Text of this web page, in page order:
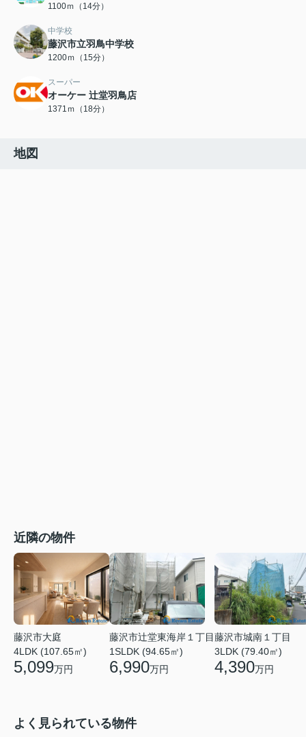
1100ｍ（14分）
中学校
藤沢市立羽鳥中学校
1200ｍ（15分）
スーパー
オーケー 辻堂羽鳥店
1371ｍ（18分）
地図
近隣の物件
藤沢市大庭
4LDK (107.65㎡)
5,099万円
藤沢市辻堂東海岸１丁目
1SLDK (94.65㎡)
6,990万円
藤沢市城南１丁目
3LDK (79.40㎡)
4,390万円
よく見られている物件